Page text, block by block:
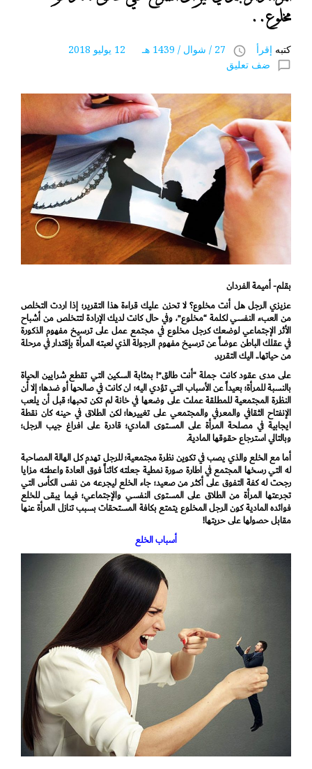
مخلوع..
كتبه إقرأ access_time 27 / شوال / 1439 هـ 12 يوليو 2018
chat_bubble_outline ضف تعليق
بقلم- أميمة الفردان
عزيزي الرجل هل أنت مخلوع؟ لا تحزن عليك قراءة هذا التقرير؛ إذا اردت التخلص
من العبء النفسي لكلمة “مخلوع”، وفي حال كانت لديك الإرادة لتتخلص من أشباح
الأثر الإجتماعي لوضعك كرجل مخلوع في مجتمع عمل على ترسيخ مفهوم الذكورة
في عقلك الباطن عوضاً عن ترسيخ مفهوم الرجولة الذي لعبته المرأة بإقتدار في مرحلة
من حياتها.. اليك التقرير.
على مدى عقود كانت جملة “أنت طالق”! بمثابة السكين التي تقطع شرايين الحياة
بالنسبة للمرأة؛ بعيداً عن الأسباب التي تؤدي اليه؛ ان كانت في صالحها أو ضدها؛ إلا أن
النظرة المجتمعية للمطلقة عملت على وضعها في خانة لم تكن تحبها؛ قبل أن يلعب
الإنفتاح الثقافي والمعرفي والمجتمعي على تغييرها؛ لكن الطلاق في حينه كان نقطة
ايجابية في مصلحة المرأة على المستوى المادي؛ قادرة على افراغ جيب الرجل؛
وبالتالي استرجاع حقوقها المادية.
أما مع الخلع والذي يصب في تكوين نظرة مجتمعية؛ للرجل تهدم كل الهالة المصاحبة
له التي رسخها المجتمع في اطارة صورة نمطية جعلته كائناً فوق العادة واعطته مزايا
رجحت له كفة التفوق على أكثر من صعيد؛ جاء الخلع ليجرعه من نفس الكأس التي
تجرعتها المرأة من الطلاق على المستوى النفسي والإجتماعي؛ فيما يبقى للخلع
فوائده المادية كون الرجل المخلوع يتمتع بكافة المستحقات بسبب تنازل المرأة عنها
مقابل حصولها على حريتها!
أسباب الخلع